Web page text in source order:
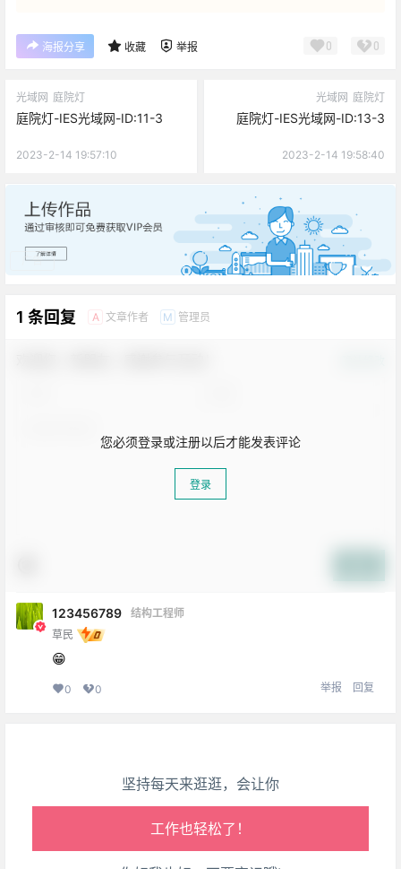
海报分享 收藏 举报 0 0
光域网 庭院灯
庭院灯-IES光域网-ID:11-3
2023-2-14 19:57:10
光域网 庭院灯
庭院灯-IES光域网-ID:13-3
2023-2-14 19:58:40
广告
1 条回复 A 文章作者 M 管理员
您必须登录或注册以后才能发表评论
登录
123456789
结构工程师
草民
😁
0 0 举报 回复
坚持每天来逛逛，会让你
生活也美好了！
腰也不酸了！
工作也轻松了！